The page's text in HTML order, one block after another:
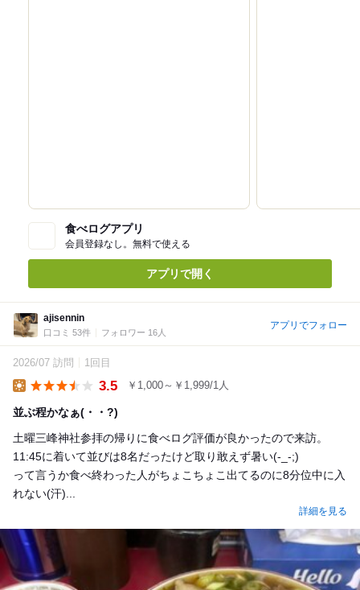
食べログアプリ
会員登録なし。無料で使える
アプリで開く
ajisennin
口コミ 53件 フォロワー 16人
アプリでフォロー
2026/07 訪問 1回目
3.5 ￥1,000～￥1,999/1人
並ぶ程かなぁ(・・?)
土曜三峰神社参拝の帰りに食べログ評価が良かったので来訪。
11:45に着いて並びは8名だったけど取り敢えず暑い(-_-;)
って言うか食べ終わった人がちょこちょこ出てるのに8分位中に入
れない(汗)...
詳細を見る